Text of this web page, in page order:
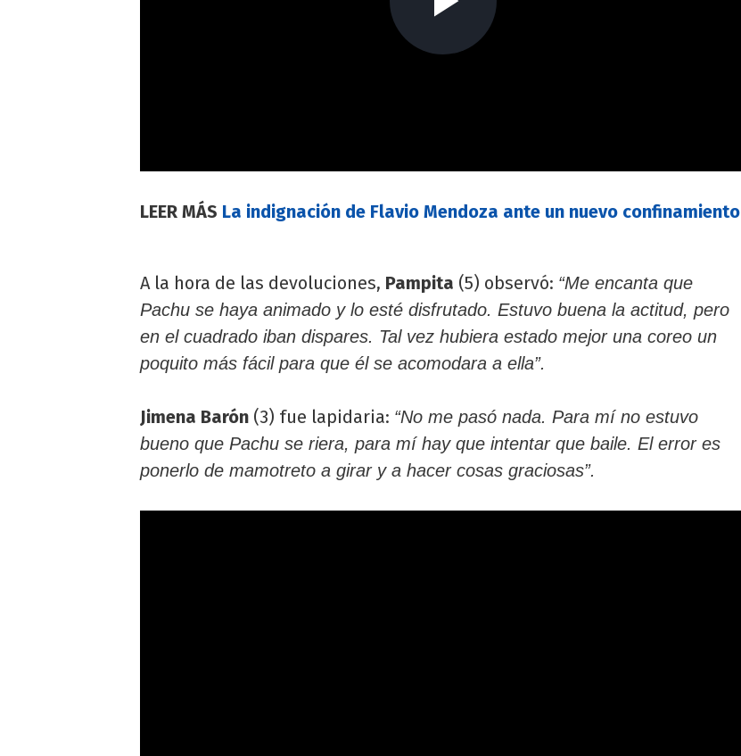
LEER MÁS La indignación de Flavio Mendoza ante un nuevo confinamiento
A la hora de las devoluciones, Pampita (5) observó: “Me encanta que
Pachu se haya animado y lo esté disfrutado. Estuvo buena la actitud, pero
en el cuadrado iban dispares. Tal vez hubiera estado mejor una coreo un
poquito más fácil para que él se acomodara a ella”.
Jimena Barón (3) fue lapidaria: “No me pasó nada. Para mí no estuvo
bueno que Pachu se riera, para mí hay que intentar que baile. El error es
ponerlo de mamotreto a girar y a hacer cosas graciosas”.